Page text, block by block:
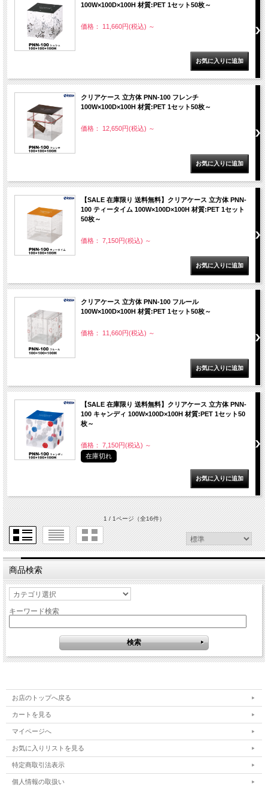
100W×100D×100H 材質:PET 1セット50枚～
価格： 11,660円(税込) ～
クリアケース 立方体 PNN-100 フレンチ
100W×100D×100H 材質:PET 1セット50枚～
価格： 12,650円(税込) ～
【SALE 在庫限り 送料無料】クリアケース 立方体 PNN-
100 ティータイム 100W×100D×100H 材質:PET 1セット
50枚～
価格： 7,150円(税込) ～
クリアケース 立方体 PNN-100 フルール
100W×100D×100H 材質:PET 1セット50枚～
価格： 11,660円(税込) ～
【SALE 在庫限り 送料無料】クリアケース 立方体 PNN-
100 キャンディ 100W×100D×100H 材質:PET 1セット50
枚～
価格： 7,150円(税込) ～
在庫切れ
1 / 1ページ（全16件）
商品検索
キーワード検索
お店のトップへ戻る
カートを見る
マイページへ
お気に入りリストを見る
特定商取引法表示
個人情報の取扱い